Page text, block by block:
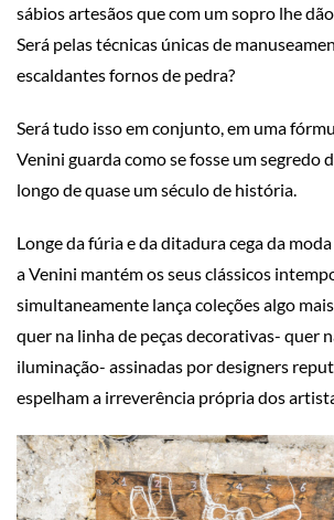
sábios artesãos que com um sopro lhe dão
Será pelas técnicas únicas de
escaldantes fornos de pedra?
Será tudo isso em conjunto, em uma
Venini guarda como se fosse um segredo
longo de quase um século de história.
Longe da fúria e da ditadura cega da
a Venini mantém os seus clássicos
simultaneamente lança coleções algo
quer na linha de peças decorativas- quer
iluminação- assinadas por designers
espelham a irreverência própria dos